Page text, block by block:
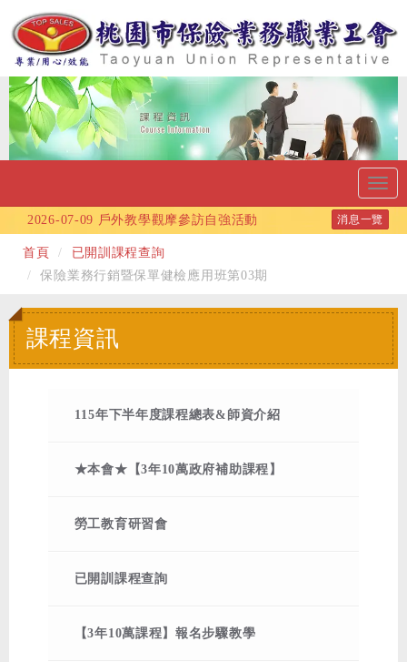
2026-07-09 戶外教學觀摩參訪自強活動
2026-06-10115年端午節連假公告
2026-06-09115年度自強旅遊活動-採蜜蘋果、
2026-06-02報稅必看！去年領取的保險給付不
重點一次整理
消息一覽
首頁
已開訓課程查詢
保險業務行銷暨保單健檢應用班第03期
課程資訊
115年下半年度課程總表&師資介紹
★本會★【3年10萬政府補助課程】
勞工教育研習會
已開訓課程查詢
【3年10萬課程】報名步驟教學